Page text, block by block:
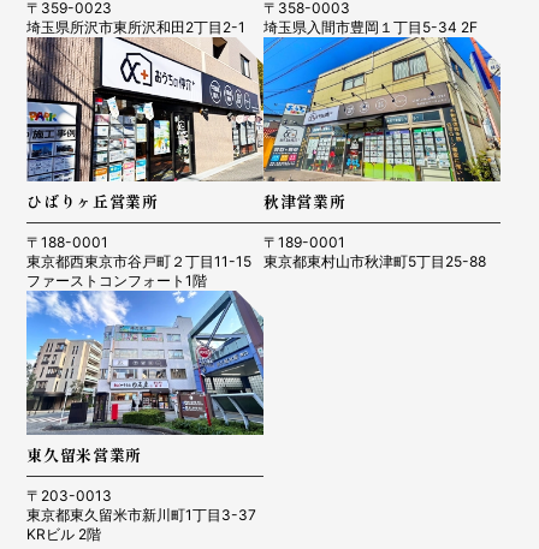
〒359-0023
埼玉県所沢市東所沢和田2丁目2-1
〒358-0003
埼玉県入間市豊岡１丁目5-34 2F
ひばりヶ丘営業所
〒188-0001
東京都西東京市谷戸町２丁目11-15
ファーストコンフォート1階
秋津営業所
〒189-0001
東京都東村山市秋津町5丁目25-88
東久留米営業所
〒203-0013
東京都東久留米市新川町1丁目3-37
KRビル 2階